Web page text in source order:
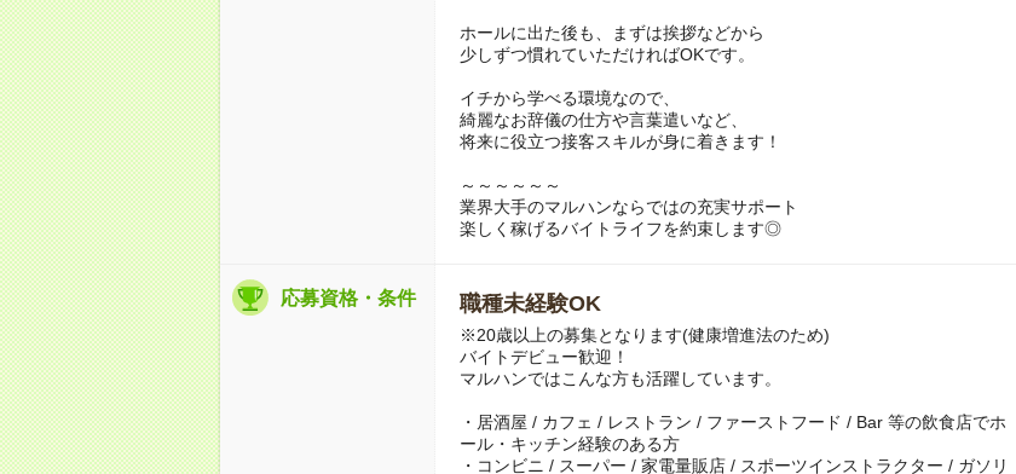
ホールに出た後も、まずは挨拶などから
少しずつ慣れていただければOKです。
イチから学べる環境なので、
綺麗なお辞儀の仕方や言葉遣いなど、
将来に役立つ接客スキルが身に着きます！
～～～～～～
業界大手のマルハンならではの充実サポート
楽しく稼げるバイトライフを約束します◎
応募資格・条件 職種未経験OK
※20歳以上の募集となります(健康増進法のため)
バイトデビュー歓迎！
マルハンではこんな方も活躍しています。
・居酒屋 / カフェ / レストラン / ファーストフード / Bar 等の飲食店でホ
ール・キッチン経験のある方
・コンビニ / スーパー / 家電量販店 / スポーツインストラクター / ガソリ